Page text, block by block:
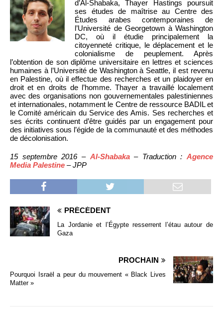
d’Al-Shabaka, Thayer Hastings poursuit
ses études de maîtrise au Centre des
Études arabes contemporaines de
l’Université de Georgetown à Washington
DC, où il étudie principalement la
citoyenneté critique, le déplacement et le
colonialisme de peuplement. Après
l’obtention de son diplôme universitaire en lettres et sciences
humaines à l’Université de Washington à Seattle, il est revenu
en Palestine, où il effectue des recherches et un plaidoyer en
droit et en droits de l’homme. Thayer a travaillé localement
avec des organisations non gouvernementales palestiniennes
et internationales, notamment le Centre de ressource BADIL et
le Comité américain du Service des Amis. Ses recherches et
ses écrits continuent d’être guidés par un engagement pour
des initiatives sous l’égide de la communauté et des méthodes
de décolonisation.
15 septembre 2016 – Al-Shabaka– Traduction : Agence
Media Palestine – JPP
PRÉCÉDENT
La Jordanie et l’Égypte resserrent l’étau autour de
Gaza
PROCHAIN
Pourquoi Israël a peur du mouvement « Black Lives
Matter »